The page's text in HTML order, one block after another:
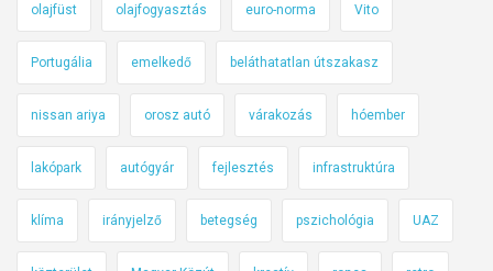
olajfüst olajfogyasztás euro-norma Vito
Portugália emelkedő beláthatatlan útszakasz
nissan ariya orosz autó várakozás hóember
lakópark autógyár fejlesztés infrastruktúra
klíma irányjelző betegség pszichológia UAZ